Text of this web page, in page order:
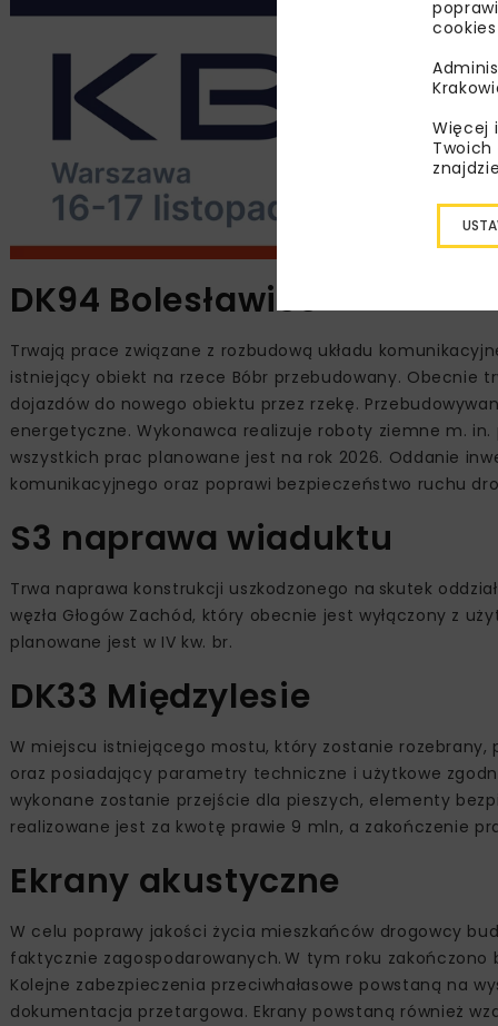
DK94 Bolesławiec
Trwają prace związane z rozbudową układu
istniejący obiekt na rzece Bóbr przebudowany. Obecnie
dojazdów do nowego obiektu przez rzekę.
energetyczne. Wykonawca realizuje roboty ziemne m.
wszystkich prac planowane jest na rok 2026. Oddanie
komunikacyjnego oraz poprawi bezpieczeństwo ruchu
S3 naprawa wiaduktu
Trwa naprawa konstrukcji uszkodzonego na skutek
węzła Głogów Zachód, który obecnie jest wyłączony z
planowane jest w IV kw. br.
DK33 Międzylesie
W miejscu istniejącego mostu, który zostanie rozebrany,
oraz posiadający parametry techniczne i użytkowe
wykonane zostanie przejście dla pieszych, elementy
realizowane jest za kwotę prawie 9 mln, a zakończenie
Ekrany akustyczne
W celu poprawy jakości życia mieszkańców drogowcy
faktycznie zagospodarowanych. W tym roku zakończono
Kolejne zabezpieczenia przeciwhałasowe powstaną na
dokumentacja przetargowa. Ekrany powstaną również
Więcej